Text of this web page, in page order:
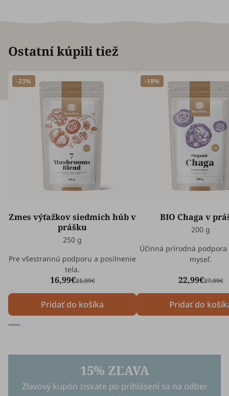
Ostatní kúpili tiež
-23%
Zmes výťažkov siedmich húb v
prášku
250 g
Pre všestrannú podporu a posilnenie
tela.
16,99€21,99€
Pridať do košíka
-18%
BIO Chaga v
200 g
Účinná prírodná
myseľ.
22,99€27,99€
Pridať do
15% ZĽAVA
Zľavový kupón získate po prihlásení sa na odber